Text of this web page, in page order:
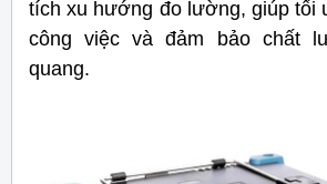
tích xu hướng đo lường, giúp tối
công việc và đảm bảo chất
quang.